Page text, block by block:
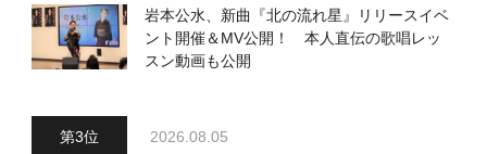
岩本公水、新曲『北の流れ星』リリースイベ
ント開催＆MV公開！ 本人直伝の歌唱レッ
スン動画も公開
2026.08.05